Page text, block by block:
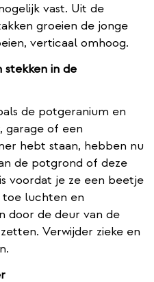
vast. Uit de
groeien de jonge
verticaal omhoog.
in de
de potgeranium en
garage of een
hebt staan, hebben nu
de potgrond of deze
voordat je ze een beetje
luchten en
door de deur van de
Verwijder zieke en